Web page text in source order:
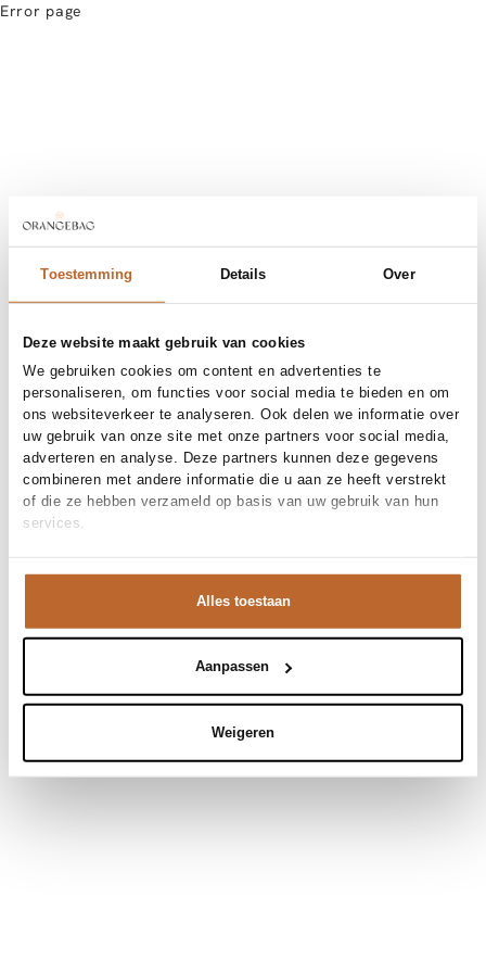
Toestemming Details Over
Deze website maakt gebruik van cookies
We gebruiken cookies om content en advertenties te
personaliseren, om functies voor social media te bieden en om
ons websiteverkeer te analyseren. Ook delen we informatie over
uw gebruik van onze site met onze partners voor social media,
adverteren en analyse. Deze partners kunnen deze gegevens
combineren met andere informatie die u aan ze heeft verstrekt
of die ze hebben verzameld op basis van uw gebruik van hun
services.
Alles toestaan
Aanpassen
Weigeren
Error page